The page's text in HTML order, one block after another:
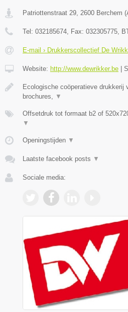
Patriottenstraat 29, 2600 Berchem (
Tel: 032185674, Fax: 032305775,
E-mail › Drukkerscollectief De
Website: http://www.dewrikker.be
Ecologische coöperatieve drukkerij
brochures, ▼
Offsetdruk tot formaat b2 of
▼
Openingstijden ▼
Laatste facebook posts ▼
Sociale media: